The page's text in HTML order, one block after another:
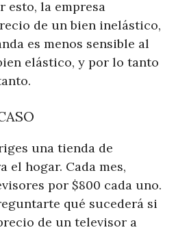
esto, la empresa
de un bien inelástico,
es menos sensible al
elástico, y por lo tanto
una tienda de
el hogar. Cada mes,
por $800 cada uno.
qué sucederá si
de un televisor a